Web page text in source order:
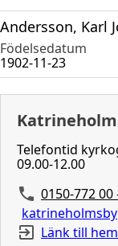
Andersson, Karl
Födelsedatum
1902-11-23
Telefontid
09.00-12.00
0150-772
Länk till